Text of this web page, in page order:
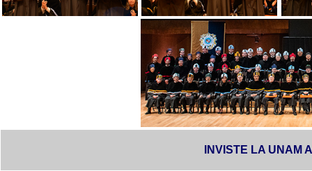
INVISTE LA UNAM